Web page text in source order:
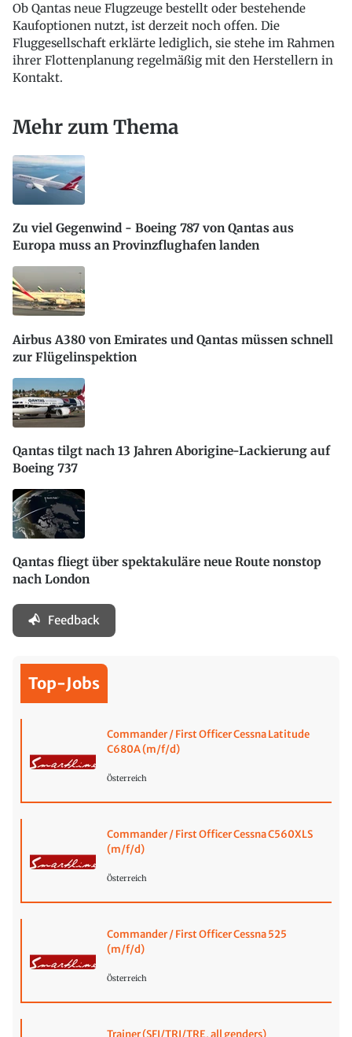
Ob Qantas neue Flugzeuge bestellt oder bestehende
Kaufoptionen nutzt, ist derzeit noch offen. Die
Fluggesellschaft erklärte lediglich, sie stehe im Rahmen
ihrer Flottenplanung regelmäßig mit den Herstellern in
Kontakt.
Mehr zum Thema
Zu viel Gegenwind - Boeing 787 von Qantas aus
Europa muss an Provinzflughafen landen
Airbus A380 von Emirates und Qantas müssen schnell
zur Flügelinspektion
Qantas tilgt nach 13 Jahren Aborigine-Lackierung auf
Boeing 737
Qantas fliegt über spektakuläre neue Route nonstop
nach London
Feedback
Top-Jobs
Commander / First Officer Cessna Latitude
C680A (m/f/d)
Österreich
Commander / First Officer Cessna C560XLS
(m/f/d)
Österreich
Commander / First Officer Cessna 525
(m/f/d)
Österreich
Trainer (SFI/TRI/TRE, all genders)